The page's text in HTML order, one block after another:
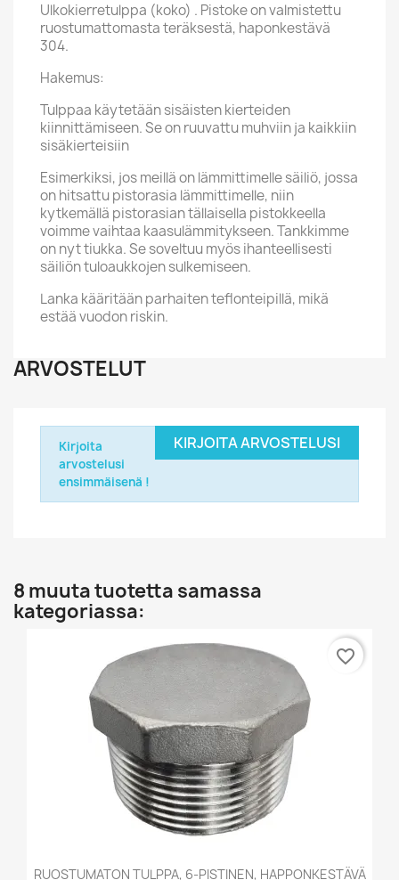
Ulkokierretulppa (koko) . Pistoke on valmistettu
ruostumattomasta teräksestä, haponkestävä
304.
Hakemus:
Tulppaa käytetään sisäisten kierteiden
kiinnittämiseen. Se on ruuvattu muhviin ja kaikkiin
sisäkierteisiin
Esimerkiksi, jos meillä on lämmittimelle säiliö, jossa
on hitsattu pistorasia lämmittimelle, niin
kytkemällä pistorasian tällaisella pistokkeella
voimme vaihtaa kaasulämmitykseen. Tankkimme
on nyt tiukka. Se soveltuu myös ihanteellisesti
säiliön tuloaukkojen sulkemiseen.
Lanka kääritään parhaiten teflonteipillä, mikä
estää vuodon riskin.
ARVOSTELUT
KIRJOITA ARVOSTELUSI
Kirjoita
arvostelusi
ensimmäisenä !
8 muuta tuotetta samassa
kategoriassa:
RUOSTUMATON TULPPA, 6-PISTINEN, HAPPONKESTÄVÄ
favorite_border